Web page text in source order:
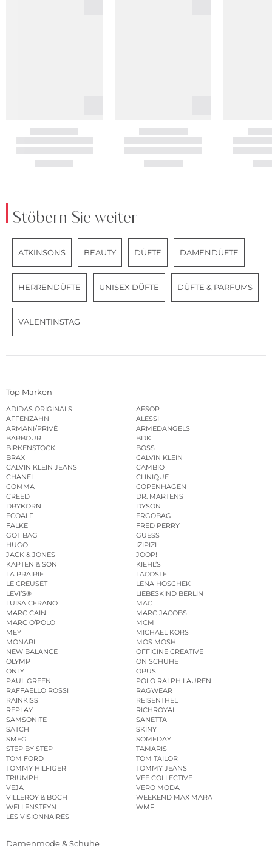
Stöbern Sie weiter
ATKINSONS BEAUTY DÜFTE DAMENDÜFTE
HERRENDÜFTE UNISEX DÜFTE DÜFTE & PARFUMS
VALENTINSTAG
Top Marken
ADIDAS ORIGINALS
AESOP
AFFENZAHN
ALESSI
ARMANI/PRIVÉ
ARMEDANGELS
BARBOUR
BDK
BIRKENSTOCK
BOSS
BRAX
CALVIN KLEIN
CALVIN KLEIN JEANS
CAMBIO
CHANEL
CLINIQUE
COMMA
COPENHAGEN
CREED
DR. MARTENS
DRYKORN
DYSON
ECOALF
ERGOBAG
FALKE
FRED PERRY
GOT BAG
GUESS
HUGO
IZIPIZI
JACK & JONES
JOOP!
KAPTEN & SON
KIEHL’S
LA PRAIRIE
LACOSTE
LE CREUSET
LENA HOSCHEK
LEVI’S®
LIEBESKIND BERLIN
LUISA CERANO
MAC
MARC CAIN
MARC JACOBS
MARC O’POLO
MCM
MEY
MICHAEL KORS
MONARI
MOS MOSH
NEW BALANCE
OFFICINE CREATIVE
OLYMP
ON SCHUHE
ONLY
OPUS
PAUL GREEN
POLO RALPH LAUREN
RAFFAELLO ROSSI
RAGWEAR
RAINKISS
REISENTHEL
REPLAY
RICHROYAL
SAMSONITE
SANETTA
SATCH
SKINY
SMEG
SOMEDAY
STEP BY STEP
TAMARIS
TOM FORD
TOM TAILOR
TOMMY HILFIGER
TOMMY JEANS
TRIUMPH
VEE COLLECTIVE
VEJA
VERO MODA
VILLEROY & BOCH
WEEKEND MAX MARA
WELLENSTEYN
WMF
LES VISIONNAIRES
Damenmode & Schuhe